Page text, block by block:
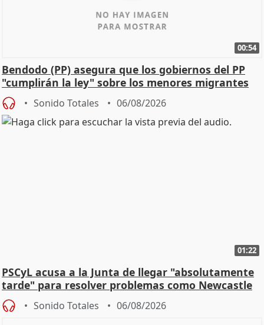
00:54
Bendodo (PP) asegura que los gobiernos del PP
"cumplirán la ley" sobre los menores migrantes
Sonido Totales 06/08/2026
01:22
PSCyL acusa a la Junta de llegar "absolutamente
tarde" para resolver problemas como Newcastle
Sonido Totales 06/08/2026